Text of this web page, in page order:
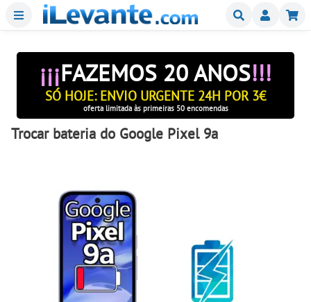
Menu Buscar
¡¡¡FAZEMOS 20 ANOS!!!
SÓ HOJE: ENVIO URGENTE 24H POR 3€
oferta limitada às primeiras 50 encomendas
Trocar bateria do Google Pixel 9a